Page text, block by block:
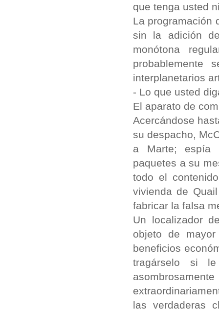
que tenga usted
La programación
sin la adición
monótona
probablemente
interplanetarios
- Lo que usted
El aparato de
Acercándose
su despacho,
a Marte; espía
paquetes a su
todo el
vivienda de
fabricar la falsa
Un localizador
objeto de
beneficios
tragárselo si
las verdaderas